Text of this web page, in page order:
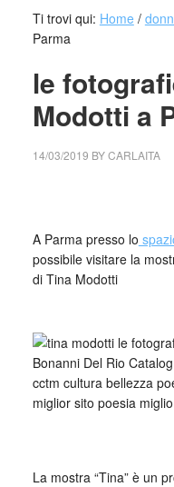
Ti trovi qui: Home /
Parma
le
Modotti a
14/03/2019 BYCARLAITA
A Parma presso lo
possibile visitare la
di Tina Modotti
La mostra “Tina” è un